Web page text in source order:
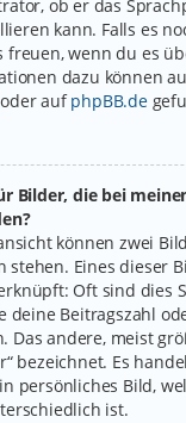
ob er das
kann. Falls es
wenn du es
dazu können
oder aufphpBB.de
Bilder, die bei
können zwei
stehen. Eines dieser
Oft sind dies
deine Beitragszahl
Das andere, meist
bezeichnet. Es
persönliches Bild,
ist.